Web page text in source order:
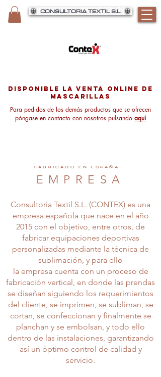
CONSULTORIA TEXTIL S.L.
disponible la venta online de
mascarillas
Para pedidos de los demás productos que se ofrecen
póngase en contacto con nosotros pulsando aquí
FABRICADO EN ESPAÑA
EMPRESA
Consultoría Textil S.L. (CONTEX) es una
empresa española que nace en el año
2015 con el objetivo, entre otros, de
fabricar equipaciones deportivas
personalizadas mediante la técnica de
sublimación, y para ello
la empresa cuenta con un proceso de
fabricación vertical, en donde las prendas
se diseñan siguiendo los requerimientos
del cliente, se imprimen, se subliman, se
cortan, se confeccionan y finalmente se
planchan y se embolsan, y todo ello
dentro de las instalaciones, garantizando
así un óptimo control de calidad y
servicio.